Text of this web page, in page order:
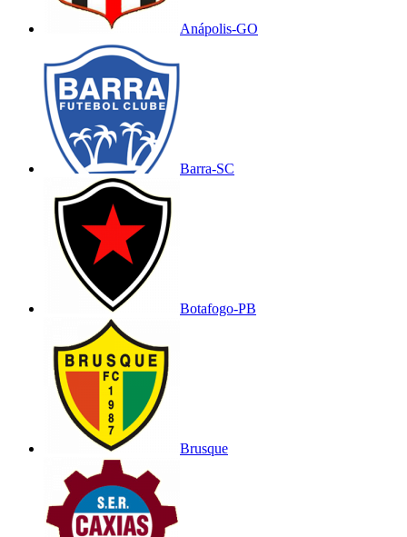
Anápolis-GO
Barra-SC
Botafogo-PB
Brusque